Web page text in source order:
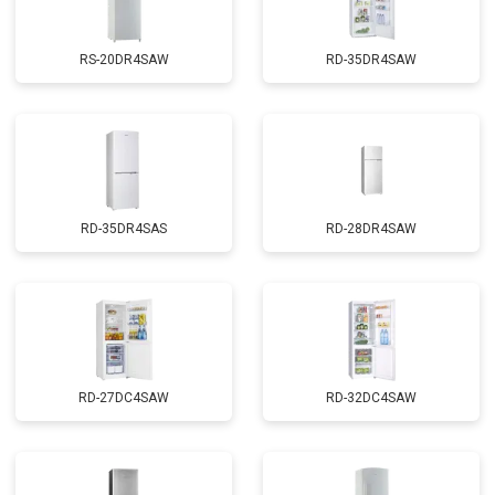
RS-20DR4SAW RD-35DR4SAW
RD-35DR4SAS RD-28DR4SAW
RD-27DC4SAW RD-32DC4SAW